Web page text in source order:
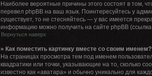
Наиболее вероятные причины этого состоят в том,
перевел phpBB на ваш язык. Поинтересуйтесь у
существует, то не стесняйтесь — у вас имеется
информацию можно получить на сайте phpBB
Вернуться наверх
» Как поместить картинку вместе со своим именем?
На страницах просмотра тем под именем
квадратики или точки, указывающие на то, сколько
известно как «аватара» и обычно уникально для